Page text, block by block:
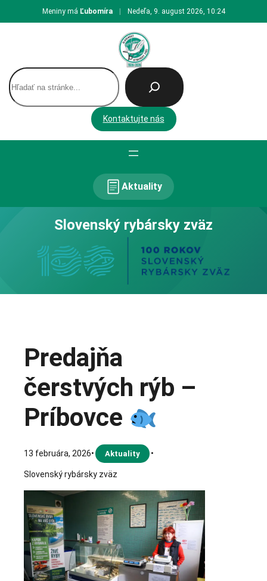
na
Meniny má Ľubomíra Nedeľa, 9. august 2026, 10:24
H
ľ
a
Kontaktujte nás
Aktuality
Slovenský rybársky zväz
Predajňa
čerstvých rýb –
Príbovce
13 februára, 2026• Aktuality •
Slovenský rybársky zväz